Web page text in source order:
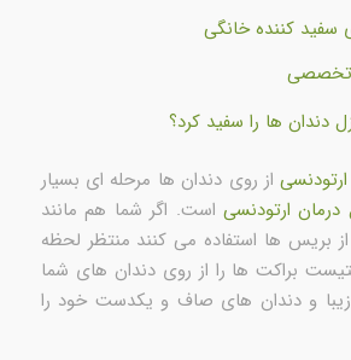
سفید کننده خانگی
دندان ها را سفید کرد؟
ارتودنسیاز روی دندان ها مرحله ای بسیار
ارتودنسیاست. اگر شما هم مانند
بریس ها استفاده می کنند منتظر لحظه
براکت ها را از روی دندان های شما
زیبا و دندان های صاف و یکدست خود را